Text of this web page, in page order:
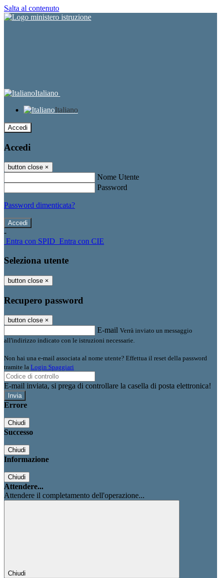
Salta al contenuto
Italiano
Italiano
Accedi
Accedi
button close ×
Nome Utente
Password
Password dimenticata?
-
Entra con SPID Entra con CIE
Seleziona utente
button close ×
Recupero password
button close ×
E-mail Verrà inviato un messaggio
all'indirizzo indicato con le istruzioni necessarie.
Non hai una e-mail associata al nome utente? Effettua il reset della password
tramite la Login Spaggiari
E-mail inviata, si prega di controllare la casella di posta elettronica!
Errore
Chiudi
Successo
Chiudi
Informazione
Chiudi
Attendere...
Attendere il completamento dell'operazione...
Chiudi